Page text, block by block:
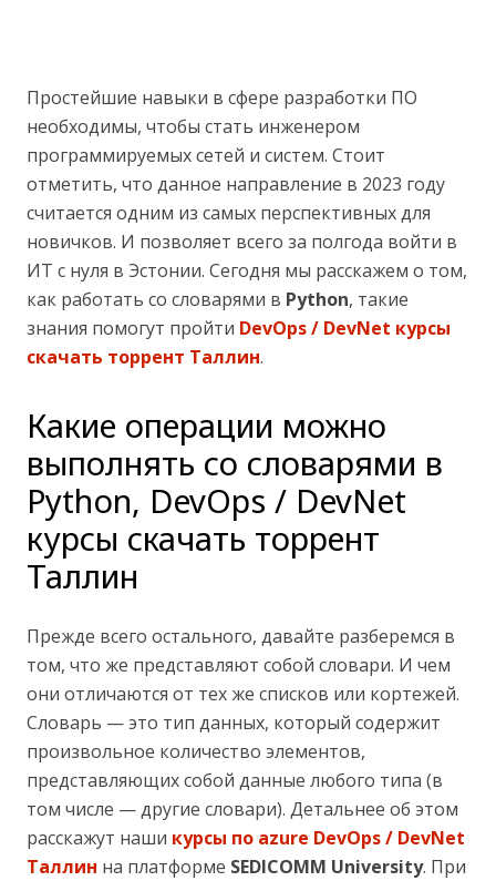
Простейшие навыки в сфере разработки ПО
необходимы, чтобы стать инженером
программируемых сетей и систем. Стоит
отметить, что данное направление в 2023 году
считается одним из самых перспективных для
новичков. И позволяет всего за полгода войти в
ИТ с нуля в Эстонии. Сегодня мы расскажем о том,
как работать со словарями в Python, такие
знания помогут пройти DevOps / DevNet курсы
скачать торрент Таллин.
Какие операции можно
выполнять со словарями в
Python, DevOps / DevNet
курсы скачать торрент
Таллин
Прежде всего остального, давайте разберемся в
том, что же представляют собой словари. И чем
они отличаются от тех же списков или кортежей.
Словарь — это тип данных, который содержит
произвольное количество элементов,
представляющих собой данные любого типа (в
том числе — другие словари). Детальнее об этом
расскажут наши курсы по azure DevOps / DevNet
Таллин на платформе SEDICOMM University. При